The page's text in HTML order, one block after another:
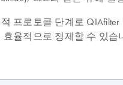
로토콜 단계로
율적으로 정제할 수 있